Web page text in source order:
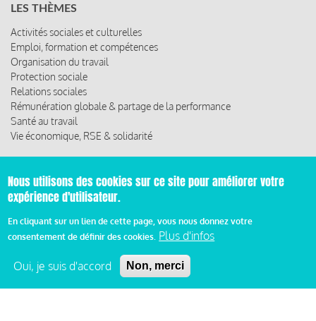
LES THÈMES
Activités sociales et culturelles
Emploi, formation et compétences
Organisation du travail
Protection sociale
Relations sociales
Rémunération globale & partage de la performance
Santé au travail
Vie économique, RSE & solidarité
Les abonnements
Les rencontres
Les ressources
© 2019 Miroir Social - Réalisé par
Nous utilisons des cookies sur ce site pour améliorer votre
expérience d'utilisateur.
En cliquant sur un lien de cette page, vous nous donnez votre
consentement de définir des cookies. Plus d'infos
Oui, je suis d'accord Non, merci